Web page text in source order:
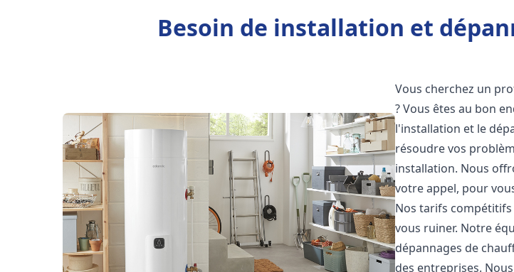
Besoin de installation et
Vous cherchez un
? Vous êtes au bon
l'installation et le
résoudre vos
installation. Nous
votre appel, pour
Nos tarifs
vous ruiner. Notre
dépannages de
des entreprises.